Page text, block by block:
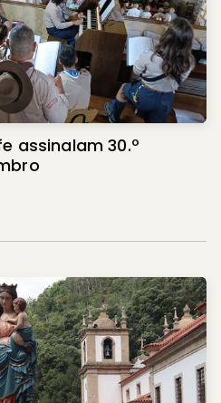
assinalam 30.º